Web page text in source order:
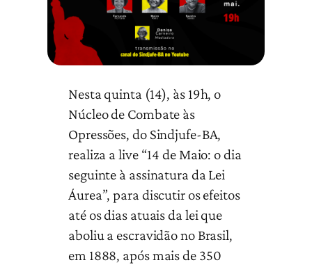
Nesta quinta (14), às 19h, o
Núcleo de Combate às
Opressões, do Sindjufe-BA,
realiza a live “14 de Maio: o dia
seguinte à assinatura da Lei
Áurea”, para discutir os efeitos
até os dias atuais da lei que
aboliu a escravidão no Brasil,
em 1888, após mais de 350